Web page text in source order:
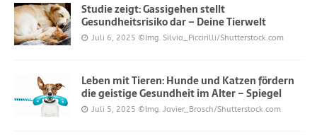
Studie zeigt: Gassigehen stellt
Gesundheitsrisiko dar – Deine Tierwelt
Juli 6, 2025 ©Img. Silvia_Piccirilli/Shutterstock.com
Leben mit Tieren: Hunde und Katzen fördern
die geistige Gesundheit im Alter – Spiegel
Juli 5, 2025 ©Img. Javier_Brosch/Shutterstock.com